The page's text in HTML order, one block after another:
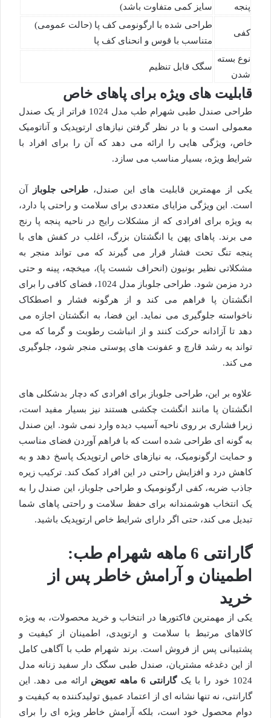
پنجه
سایز کمی متفاوت باشد)
کفی
طراحی شده با ارگونومی کف پا (حالت عمومی)
متناسب با قوس و انحنای کف پا
نوع بسته
شدن
سگک قابل تنظیم
قابلیت های ویژه برای پاهای خاص
طراحی صندل طبی شهرام طب مدل 1024 فراتر از یک صندل
معمولی است و با در نظر گرفتن نیازهای ارتوپدیک و آناتومیک
خاص، ویژگی هایی را ارائه می دهد که آن را برای افراد با
شرایط ویژه، بسیار مناسب می سازد.
یکی از مهمترین قابلیت های این صندل، طراحی جلوباز
آن
است. این ویژگی مزایای متعددی برای سلامت و راحتی پا دارد،
به ویژه برای افرادی که از مشکلات رایج در ناحیه پنجه پا رنج
می برند. پاهای پهن یا انگشتان بزرگ، اغلب در کفش های با
پنجه تنگ تحت فشار قرار می گیرند که می تواند منجر به
مشکلاتی نظیر بونیون (انحراف شست پا)، میخچه، پینه و حتی
درد مزمن شود. طراحی جلوباز مدل 1024، فضای کافی را برای
انگشتان پا فراهم می کند و از هرگونه فشار و اصطکاک
ناخواسته جلوگیری می نماید. این فضا، به انگشتان اجازه می
دهد تا آزادانه حرکت کنند و از انباشت رطوبت و گرما که می
تواند به رشد قارچ و عفونت های پوستی منجر شود، جلوگیری
می کند.
علاوه بر این، طراحی جلوباز برای افرادی که دچار بدشکلی های
انگشتان پا مانند انگشت چکشی هستند نیز بسیار مفید است،
زیرا فشاری بر روی ناحیه آسیب دیده وارد نمی شود. این صندل
به گونه ای طراحی شده است که با فراهم آوردن فضای مناسب
و حمایت ارگونومیک، به نیازهای خاص ارتوپدیک پاسخ دهد و به
کاهش درد و افزایش راحتی در این افراد کمک کند. ترکیب زیره
جاذب ضربه، کفی ارگونومیک و طراحی جلوباز، این صندل را به
یک انتخاب هوشمندانه برای حفظ سلامت و راحتی پاهای شما
تبدیل می کند، حتی اگر دارای شرایط خاص ارتوپدیک باشید.
گارانتی 6 ماهه شهرام طب:
اطمینان و آرامش خاطر پس از
خرید
یکی از مهمترین فاکتورها در انتخاب و خرید محصولات، به ویژه
کالاهای مرتبط با سلامت و ارتوپدی، اطمینان از کیفیت و
پشتیبانی پس از فروش است. برند شهرام طب با آگاهی کامل
از این دغدغه مشتریان، صندل طبی سگک دار سفید زنانه مدل
1024 خود را با یک
گارانتی 6 ماهه تعویض
ارائه می دهد. این
گارانتی، نه تنها نشانه ای از اعتماد عمیق تولیدکننده به کیفیت و
دوام محصول خود است، بلکه آرامش خاطر ویژه ای را برای